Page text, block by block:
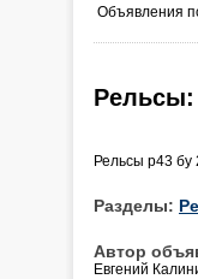
Объявления
Рельсы:
Рельсы р43 бу
Разделы:
Автор
Евгений